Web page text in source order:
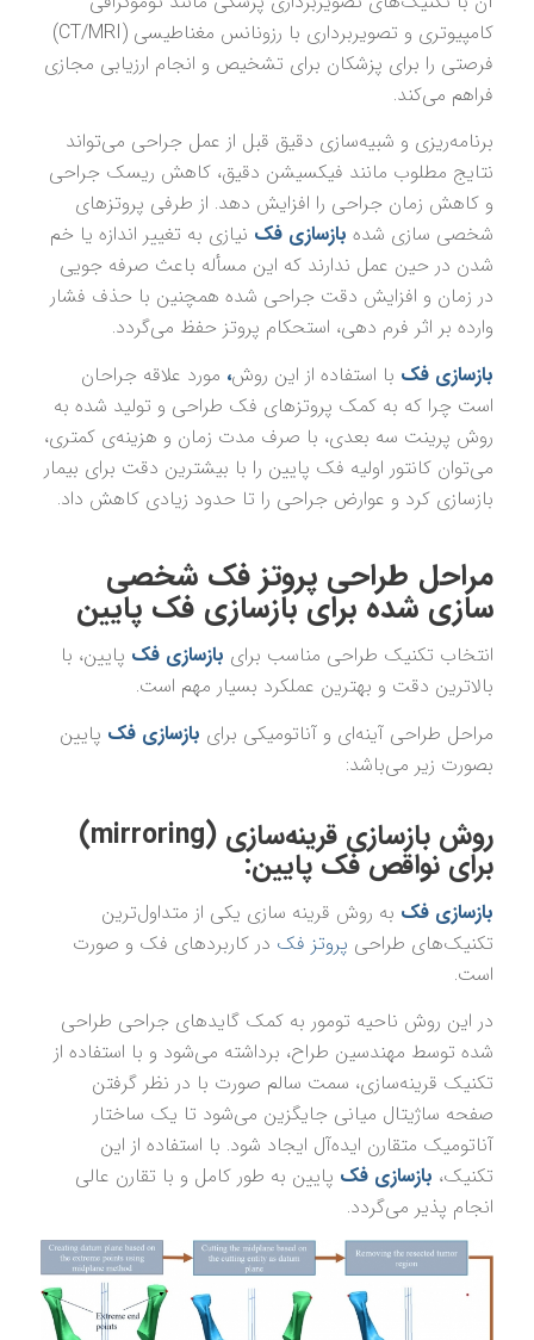
کامپیوتری و تصویربرداری با رزونانس مغناطیسی (CT/MRI)
فرصتی را برای پزشکان برای تشخیص و انجام ارزیابی مجازی
فراهم می‌کند.
برنامه‌ریزی و شبیه‌سازی دقیق قبل از عمل جراحی می‌تواند
نتایج مطلوب مانند فیکسیشن دقیق، کاهش ریسک جراحی
و کاهش زمان جراحی را افزایش دهد. از طرفی پروتزهای
شخصی سازی شده بازسازی فک نیازی به تغییر اندازه یا خم
شدن در حین عمل ندارند که این مسأله باعث صرفه جویی
در زمان و افزایش دقت جراحی شده همچنین با حذف فشار
وارده بر اثر فرم دهی، استحکام پروتز حفظ می‌گردد.
بازسازی فک با استفاده از این روش، مورد علاقه جراحان
است چرا که به کمک پروتزهای فک طراحی و تولید شده به
روش پرینت سه بعدی، با صرف مدت زمان و هزینه‌ی کمتری،
می‌توان کانتور اولیه فک پایین را با بیشترین دقت برای بیمار
بازسازی کرد و عوارض جراحی را تا حدود زیادی کاهش داد.
مراحل طراحی پروتز فک شخصی
سازی شده برای بازسازی فک پایین
انتخاب تکنیک طراحی مناسب برای بازسازی فک پایین، با
بالاترین دقت و بهترین عملکرد بسیار مهم است.
مراحل طراحی آینه‌ای و آناتومیکی برای بازسازی فک پایین
بصورت زیر می‌باشد:
روش بازسازی قرینه‌‌سازی (mirroring)
برای نواقص فک پایین:
بازسازی فک به روش قرینه سازی یکی از متداول‌ترین
تکنیک‌های طراحی پروتز فک در کاربردهای فک و صورت
است.
در این روش ناحیه تومور به کمک گایدهای جراحی طراحی
شده توسط مهندسین طراح، برداشته می‌شود و با استفاده از
تکنیک قرینه‌سازی، سمت سالم صورت با در نظر گرفتن
صفحه ساژیتال میانی جایگزین می‌شود تا یک ساختار
آناتومیک متقارن ایده‌آل ایجاد شود. با استفاده از این
تکنیک، بازسازی فک پایین به طور کامل و با تقارن عالی
انجام پذیر می‌گردد.